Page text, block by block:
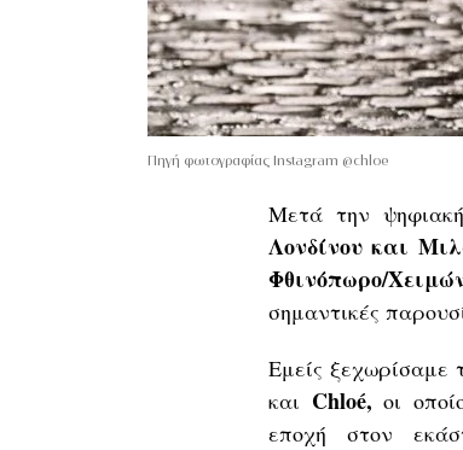
Πηγή φωτογραφίας Instagram @chloe
Μετά την
Λονδίνου και
Φθινόπωρο/
σημαντικές
Εμείς ξεχωρίσαμε
και Chloé, οι
εποχή στον